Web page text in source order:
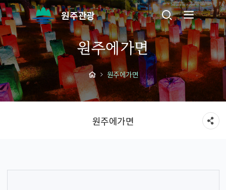
원주관광
원주에가면
원주에가면
원주에가면